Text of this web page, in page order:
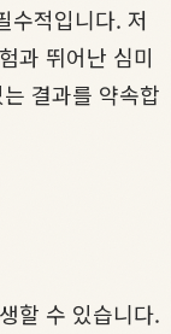
수적입니다. 저
과 뛰어난 심미
결과를 약속합
할 수 있습니다.